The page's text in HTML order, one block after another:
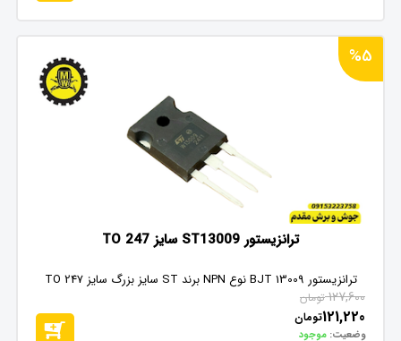
%5
ترانزیستور ST13009 سایز TO 247
ترانزیستور BJT 13009 نوع NPN برند ST سایز بزرگ سایز TO 247
127,600 تومان
121,220تومان
وضعیت: موجود